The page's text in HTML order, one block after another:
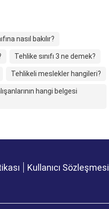
nasıl bakılır?
Tehlike sınıfı 3 ne demek?
Tehlikeli meslekler hangileri?
hangi belgesi
Kullanıcı Sözleşmesi